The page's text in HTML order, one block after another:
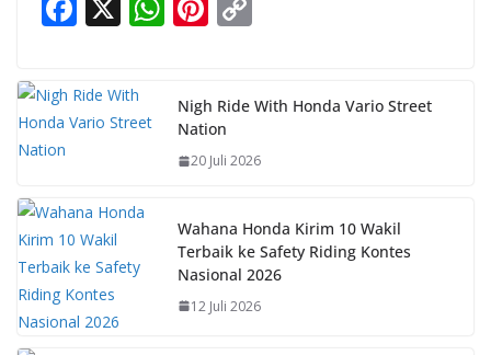
e
b
k
s
A
p
e
st
y
Li
k
Nigh Ride With Honda Vario Street
Nation
20 Juli 2026
Wahana Honda Kirim 10 Wakil
Terbaik ke Safety Riding Kontes
Nasional 2026
12 Juli 2026